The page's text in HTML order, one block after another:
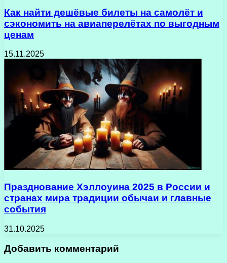
Как найти дешёвые билеты на самолёт и
сэкономить на авиаперелётах по выгодным
ценам
15.11.2025
Празднование Хэллоуина 2025 в России и
странах мира традиции обычаи и главные
события
31.10.2025
Добавить комментарий